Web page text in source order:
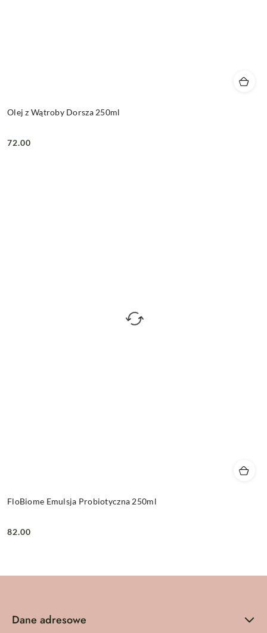
Olej z Wątroby Dorsza 250ml
Cena:
72.00
FloBiome Emulsja Probiotyczna 250ml
Cena:
82.00
Dane adresowe